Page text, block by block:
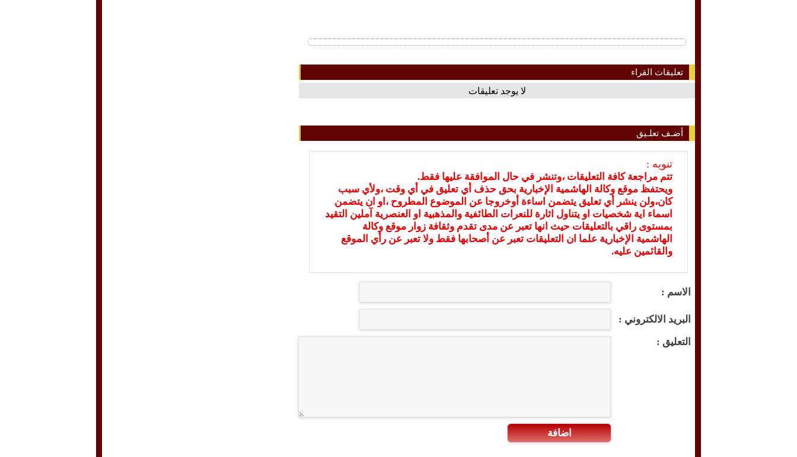
تعليقات القراء
لا يوجد تعليقات
أضـف تعلـيق
تنويه :
تتم مراجعة كافة التعليقات ،وتنشر في حال الموافقة عليها فقط.
ويحتفظ موقع وكالة الهاشمية الإخبارية بحق حذف أي تعليق في أي وقت ،ولأي سبب
كان،ولن ينشر أي تعليق يتضمن اساءة أوخروجا عن الموضوع المطروح ،او ان يتضمن
اسماء اية شخصيات او يتناول اثارة للنعرات الطائفية والمذهبية او العنصرية آملين التقيد
بمستوى راقي بالتعليقات حيث انها تعبر عن مدى تقدم وثقافة زوار موقع وكالة
الهاشمية الإخبارية علما ان التعليقات تعبر عن أصحابها فقط ولا تعبر عن رأي الموقع
والقائمين عليه.
الاسم :
البريد الالكتروني :
التعليق :
اضافة